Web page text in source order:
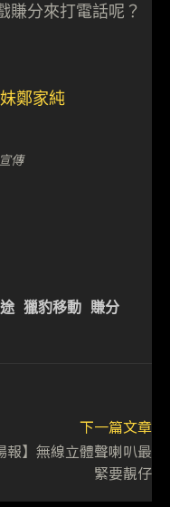
賺分來打電話呢？
傳
獵豹移動 賺分
下一篇文章
報】無線立體聲喇叭最
緊要靚仔